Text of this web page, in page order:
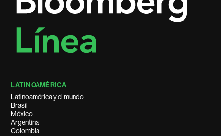
LATINOAMÉRICA
Latinoamérica y el mundo
Brasil
México
Argentina
Colombia